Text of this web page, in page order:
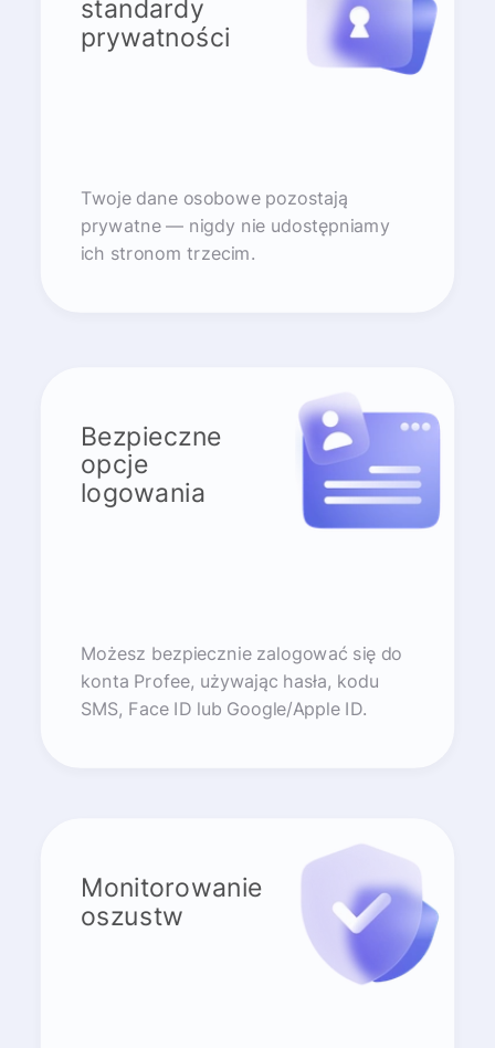
standardy
prywatności
Twoje dane osobowe pozostają
prywatne — nigdy nie udostępniamy
ich stronom trzecim.
Bezpieczne
opcje
logowania
Możesz bezpiecznie zalogować się do
konta Profee, używając hasła, kodu
SMS, Face ID lub Google/Apple ID.
Monitorowanie
oszustw